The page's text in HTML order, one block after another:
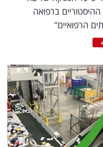
ברפואה
הרפואיים"